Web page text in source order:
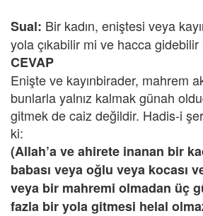
Sual: Bir kadın, eniştesi veya
yola çıkabilir mi ve hacca gidebilir
CEVAP
Enişte ve kayınbirader, mahrem
bunlarla yalnız kalmak günah
gitmek de caiz değildir. Hadis-i
ki:
(Allah’a ve ahirete inanan bir
babası veya oğlu veya kocası
veya bir mahremi olmadan üç
fazla bir yola gitmesi helal